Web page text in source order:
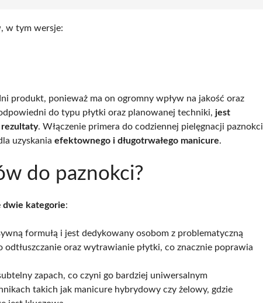
w tym wersje:
produkt, ponieważ ma on ogromny wpływ na jakość oraz
do typu płytki oraz planowanej techniki, jest
rezultaty. Włączenie primera do codziennej pielęgnacji paznokci
uzyskania efektownego i długotrwałego manicure.
do paznokci?
dwie kategorie:
formułą i jest dedykowany osobom z problematyczną
odtłuszczanie oraz wytrawianie płytki, co znacznie poprawia
zapach, co czyni go bardziej uniwersalnym
takich jak manicure hybrydowy czy żelowy, gdzie